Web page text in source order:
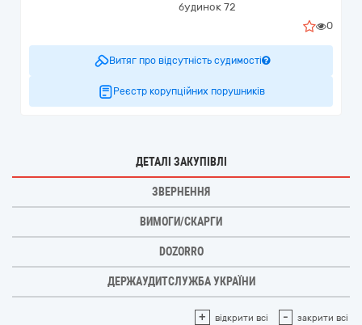
будинок 72
0
Витяг про відсутність судимості
Реєстр корупційних порушників
ДЕТАЛІ ЗАКУПІВЛІ
ЗВЕРНЕННЯ
ВИМОГИ/СКАРГИ
DOZORRO
ДЕРЖАУДИТСЛУЖБА УКРАЇНИ
+ відкрити всі - закрити всі